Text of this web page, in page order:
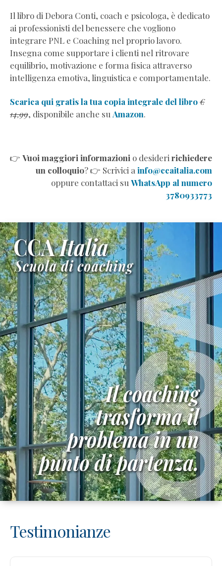
Il libro di Debora Conti, coach e psicologa, è dedicato
ai professionisti del benessere che vogliono
integrare PNL e Coaching nel proprio lavoro.
Insegna come supportare i clienti nel ritrovare
equilibrio, motivazione e forma fisica attraverso
intelligenza emotiva, linguistica e comportamentale.
Scarica qui gratis la tua copia integrale del libro€
14,99, disponibile anche su Amazon.
👉 Vuoi maggiori informazioni o desideri richiedere
un colloquio? 👉 Scrivici a info@ccaitalia.com
oppure contattaci su WhatsApp al numero
3780933773
Testimonianze